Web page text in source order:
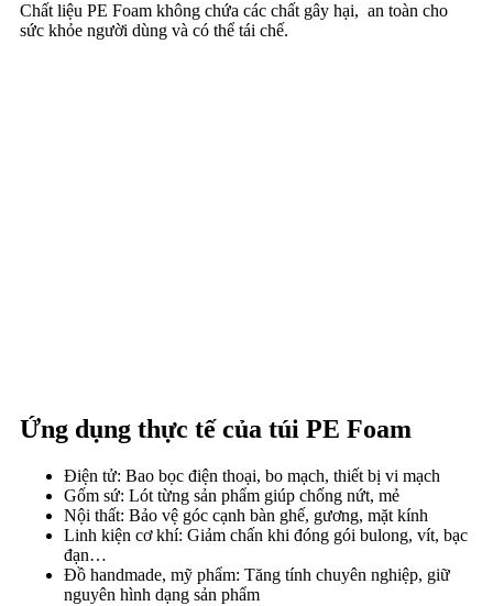
Chất liệu PE Foam không chứa các chất gây hại, an toàn cho
sức khỏe người dùng và có thể tái chế.
Ứng dụng thực tế của túi PE Foam
Điện tử: Bao bọc điện thoại, bo mạch, thiết bị vi mạch
Gốm sứ: Lót từng sản phẩm giúp chống nứt, mẻ
Nội thất: Bảo vệ góc cạnh bàn ghế, gương, mặt kính
Linh kiện cơ khí: Giảm chấn khi đóng gói bulong, vít, bạc
đạn…
Đồ handmade, mỹ phẩm: Tăng tính chuyên nghiệp, giữ
nguyên hình dạng sản phẩm